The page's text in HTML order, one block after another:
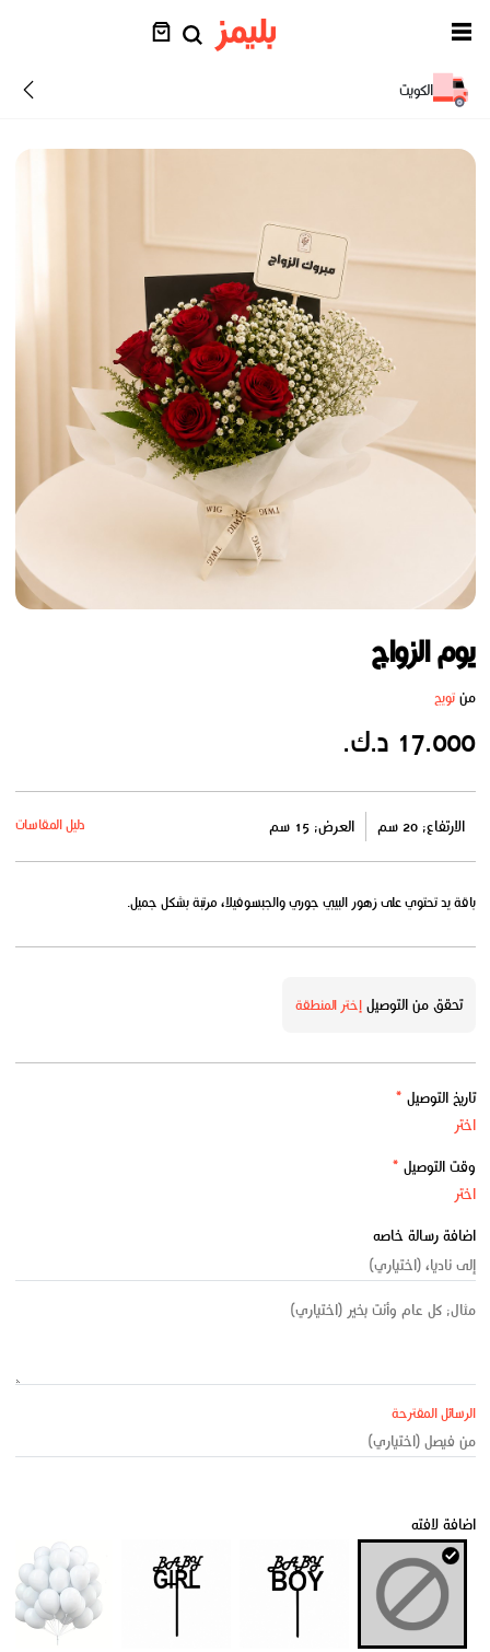
الكويت
يوم الزواج
منتويج
17.000 د.ك.
الارتفاع: 20 سم العرض: 15 سم دليل المقاسات
باقة يد تحتوي على زهور البيبي جوري والجبسوفيلا، مرتبة بشكل جميل.
تحقق من التوصيلإختر المنطقة
تاريخ التوصيل *
وقت التوصيل *
اضافة رسالة خاصه
الرسائل المقترحة
اضافة لافته